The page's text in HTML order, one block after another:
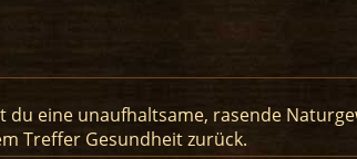
du eine unaufhaltsame, rasende
Treffer Gesundheit zurück.